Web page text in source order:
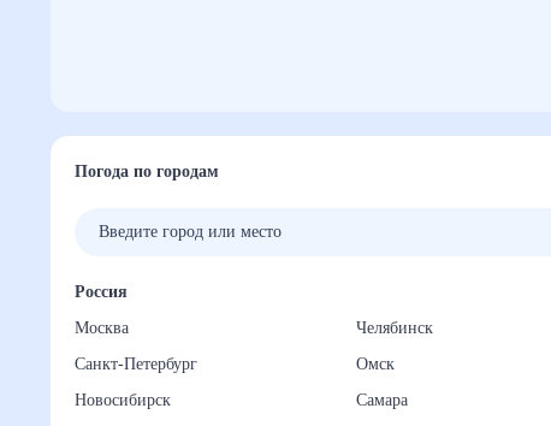
Погода по городам
Россия
Москва
Санкт-Петербург
Новосибирск
Челябинск
Омск
Самара